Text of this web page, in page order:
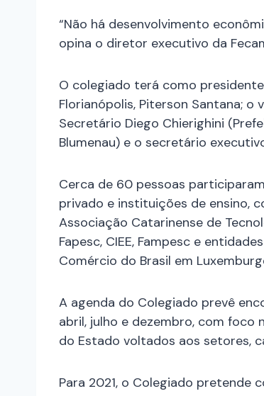
“Não há desenvolvimento
opina o diretor executivo da
O colegiado terá como
Florianópolis, Piterson Santana; o
Secretário Diego Chierighini
Blumenau) e o secretário
Cerca de 60 pessoas
privado e instituições de ensino,
Associação Catarinense de
Fapesc, CIEE, Fampesc e
Comércio do Brasil em
A agenda do Colegiado prevê
abril, julho e dezembro, com
do Estado voltados aos setores,
Para 2021, o Colegiado pretende